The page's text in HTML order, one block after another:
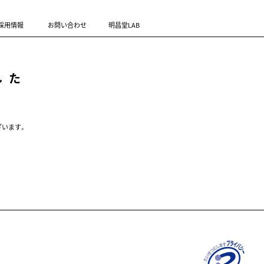
用情報 お問い合わせ 明昌堂LAB
ます。